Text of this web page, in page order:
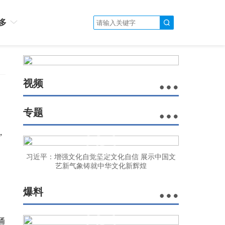
视频
专题
习近平：增强文化自觉坚定文化自信 展示中国文
艺新气象铸就中华文化新辉煌
爆料